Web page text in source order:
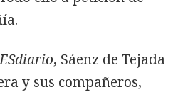
ESdiario, Sáenz de Tejada
y sus compañeros,